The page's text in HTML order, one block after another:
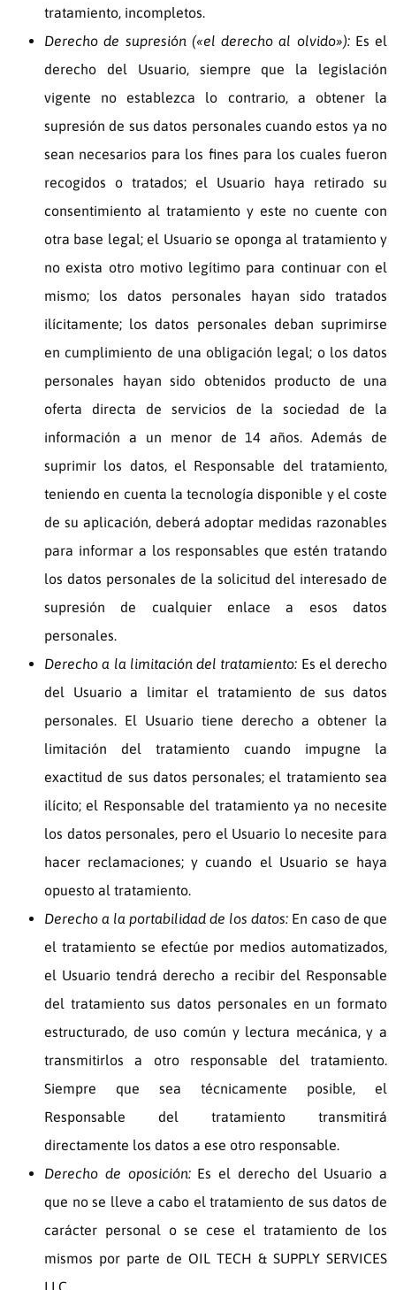
tratamiento, incompletos.
Derecho de supresión («el derecho al olvido»):Es el
derecho del Usuario, siempre que la legislación
vigente no establezca lo contrario, a obtener la
supresión de sus datos personales cuando estos ya no
sean necesarios para los fines para los cuales fueron
recogidos o tratados; el Usuario haya retirado su
consentimiento al tratamiento y este no cuente con
otra base legal; el Usuario se oponga al tratamiento y
no exista otro motivo legítimo para continuar con el
mismo; los datos personales hayan sido tratados
ilícitamente; los datos personales deban suprimirse
en cumplimiento de una obligación legal; o los datos
personales hayan sido obtenidos producto de una
oferta directa de servicios de la sociedad de la
información a un menor de 14 años. Además de
suprimir los datos, el Responsable del tratamiento,
teniendo en cuenta la tecnología disponible y el coste
de su aplicación, deberá adoptar medidas razonables
para informar a los responsables que estén tratando
los datos personales de la solicitud del interesado de
supresión de cualquier enlace a esos datos
personales.
Derecho a la limitación del tratamiento: Es el derecho
del Usuario a limitar el tratamiento de sus datos
personales. El Usuario tiene derecho a obtener la
limitación del tratamiento cuando impugne la
exactitud de sus datos personales; el tratamiento sea
ilícito; el Responsable del tratamiento ya no necesite
los datos personales, pero el Usuario lo necesite para
hacer reclamaciones; y cuando el Usuario se haya
opuesto al tratamiento.
Derecho a la portabilidad de los datos: En caso de que
el tratamiento se efectúe por medios automatizados,
el Usuario tendrá derecho a recibir del Responsable
del tratamiento sus datos personales en un formato
estructurado, de uso común y lectura mecánica, y a
transmitirlos a otro responsable del tratamiento.
Siempre que sea técnicamente posible, el
Responsable del tratamiento transmitirá
directamente los datos a ese otro responsable.
Derecho de oposición:Es el derecho del Usuario a
que no se lleve a cabo el tratamiento de sus datos de
carácter personal o se cese el tratamiento de los
mismos por parte de OIL TECH & SUPPLY SERVICES
LLC.